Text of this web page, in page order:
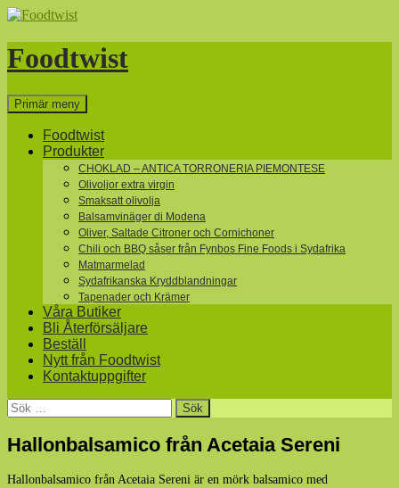
Hoppa
innehåll
Foodtwist
Sök
Primär meny
Foodtwist
Produkter
CHOKLAD – ANTICA TORRONERIA PIEMONTESE
Olivoljor extra virgin
Smaksatt olivolja
Balsamvinäger di Modena
Oliver, Saltade Citroner och Cornichoner
Chili och BBQ såser från Fynbos Fine Foods i Sydafrika
Matmarmelad
Sydafrikanska Kryddblandningar
Tapenader och Krämer
Våra Butiker
Bli Återförsäljare
Beställ
Nytt från Foodtwist
Kontaktuppgifter
Sök
efter:
Hallonbalsamico från Acetaia Sereni
Hallonbalsamico från Acetaia Sereni är en mörk balsamico med